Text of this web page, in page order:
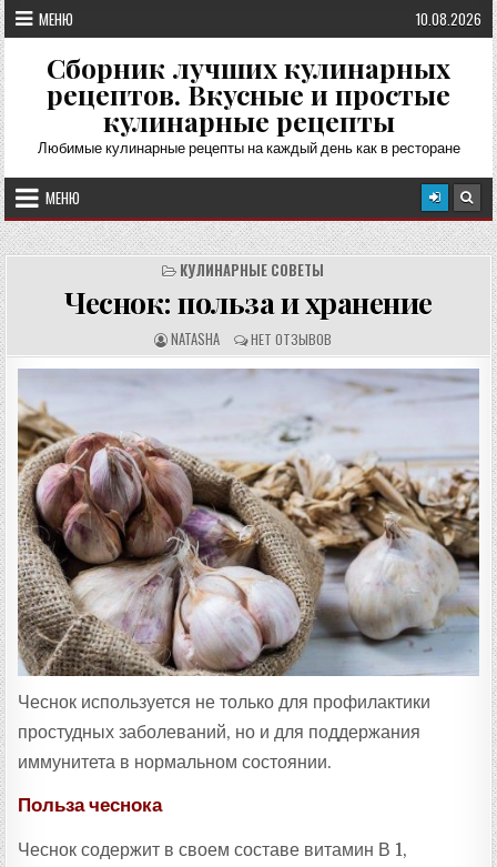
Перейти
к
содержимому
МЕНЮ 10.08.2026
Сборник лучших кулинарных
рецептов. Вкусные и простые
кулинарные рецепты
Любимые кулинарные рецепты на каждый день как в ресторане
МЕНЮ
КУЛИНАРНЫЕ СОВЕТЫ
Чеснок: польза и хранение
А
В
Т
Е
П
Т
А
:
NATASHA О
Т
З
Ы
НЕТ ОТЗЫВОВ
Чеснок используется не только для профилактики
простудных заболеваний, но и для поддержания
иммунитета в нормальном состоянии.
Польза чеснока
Чеснок содержит в своем составе витамин В 1,